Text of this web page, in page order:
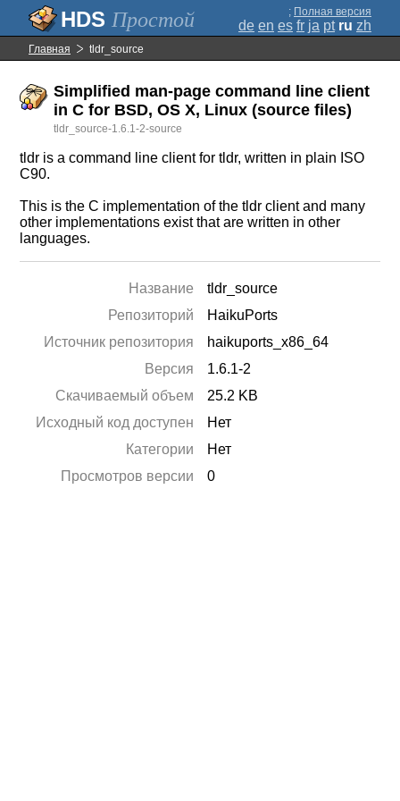
Простой ; Полная версия
de en es fr ja pt ru zh
Главная tldr_source
Simplified man-page command line client
in C for BSD, OS X, Linux (source files)
tldr_source-1.6.1-2-source
tldr is a command line client for tldr, written in plain ISO
C90.
This is the C implementation of the tldr client and many
other implementations exist that are written in other
languages.
Название
tldr_source
Репозиторий
HaikuPorts
Источник репозитория
haikuports_x86_64
Версия
1.6.1-2
Скачиваемый объем
25.2 KB
Исходный код доступен
Нет
Категории
Нет
Просмотров версии
0